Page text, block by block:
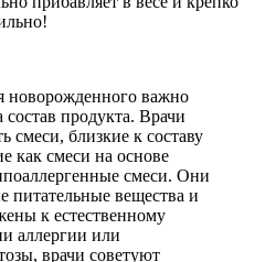
новорожденного важно
продукта. Врачи
смеси, близкие к составу
как смеси на основе
смеси. Они
питательные вещества и
к естественному
аллергии или
врачи советуют